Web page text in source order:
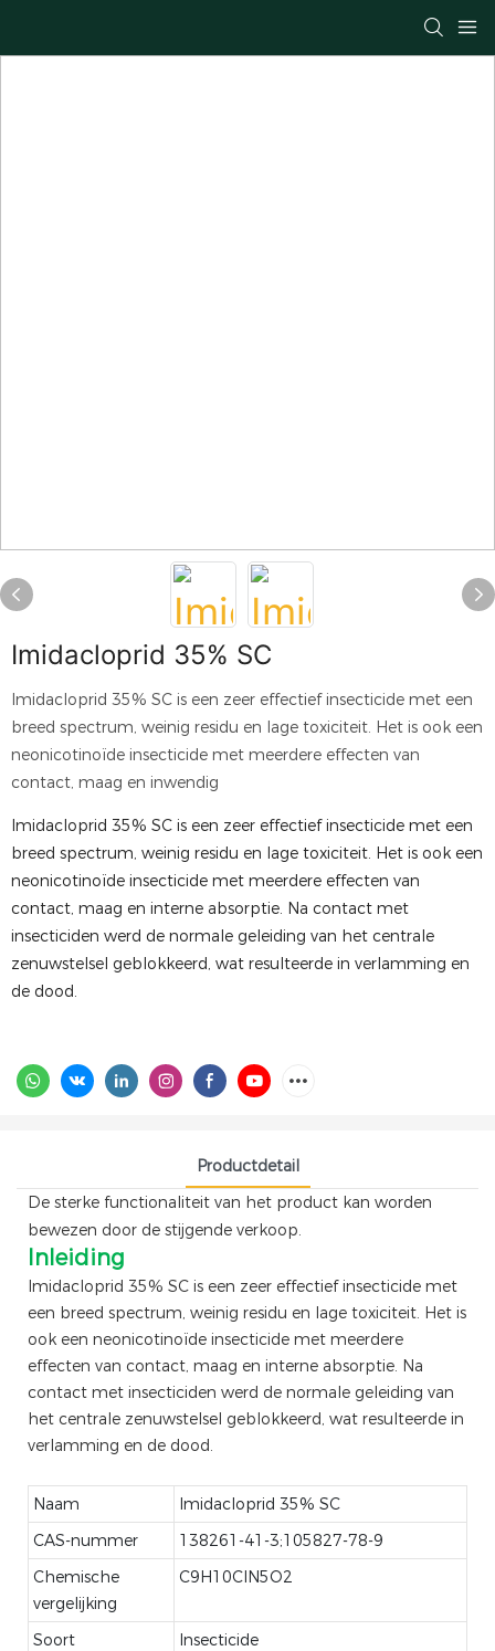
Imidacloprid 35% SC
Imidacloprid 35% SC is een zeer effectief insecticide met een
breed spectrum, weinig residu en lage toxiciteit. Het is ook een
neonicotinoïde insecticide met meerdere effecten van
contact, maag en inwendig
Imidacloprid 35% SC is een zeer effectief insecticide met een
breed spectrum, weinig residu en lage toxiciteit. Het is ook een
neonicotinoïde insecticide met meerdere effecten van
contact, maag en interne absorptie. Na contact met
insecticiden werd de normale geleiding van het centrale
zenuwstelsel geblokkeerd, wat resulteerde in verlamming en
de dood.
Productdetail
De sterke functionaliteit van het product kan worden
bewezen door de stijgende verkoop.
Inleiding
Imidacloprid 35% SC is een zeer effectief insecticide met
een breed spectrum, weinig residu en lage toxiciteit. Het is
ook een neonicotinoïde insecticide met meerdere
effecten van contact, maag en interne absorptie. Na
contact met insecticiden werd de normale geleiding van
het centrale zenuwstelsel geblokkeerd, wat resulteerde in
verlamming en de dood.
Naam
Imidacloprid 35% SC
CAS-nummer
138261-41-3;105827-78-9
Chemische
vergelijking
C9H10ClN5O2
Soort
Insecticide